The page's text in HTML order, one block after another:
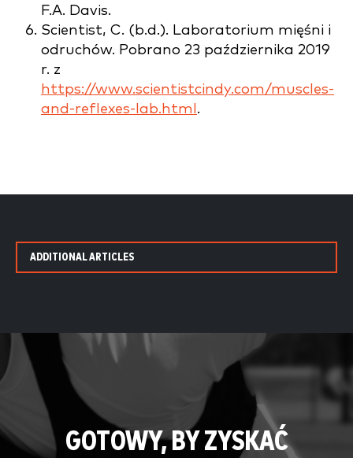
F.A. Davis.
Scientist, C. (b.d.). Laboratorium mięśni i
odruchów. Pobrano 23 października 2019
r. z
https://www.scientistcindy.com/muscles-
and-reflexes-lab.html .
ADDITIONAL ARTICLES
GOTOWY, BY ZYSKAĆ